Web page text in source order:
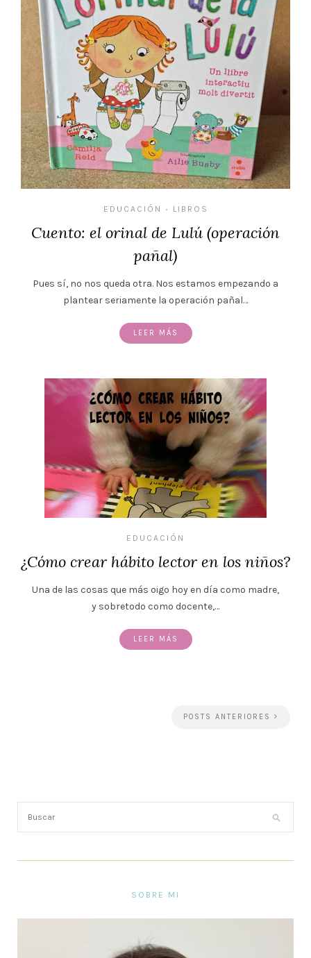
EDUCACIÓN • LIBROS
Cuento: el orinal de Lulú (operación
pañal)
Pues sí, no nos queda otra. Nos estamos empezando a
plantear seriamente la operación pañal…
LEER MÁS
EDUCACIÓN
¿Cómo crear hábito lector en los niños?
Una de las cosas que más oigo hoy en día como madre,
y sobretodo como docente,…
LEER MÁS
POSTS ANTERIORES
SOBRE MI